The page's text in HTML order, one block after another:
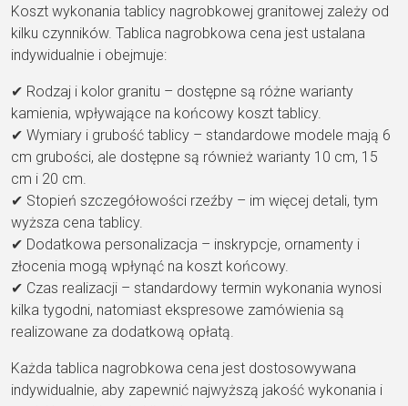
Koszt wykonania tablicy nagrobkowej granitowej zależy od
kilku czynników. Tablica nagrobkowa cena jest ustalana
indywidualnie i obejmuje:
✔ Rodzaj i kolor granitu – dostępne są różne warianty
kamienia, wpływające na końcowy koszt tablicy.
✔ Wymiary i grubość tablicy – standardowe modele mają 6
cm grubości, ale dostępne są również warianty 10 cm, 15
cm i 20 cm.
✔ Stopień szczegółowości rzeźby – im więcej detali, tym
wyższa cena tablicy.
✔ Dodatkowa personalizacja – inskrypcje, ornamenty i
złocenia mogą wpłynąć na koszt końcowy.
✔ Czas realizacji – standardowy termin wykonania wynosi
kilka tygodni, natomiast ekspresowe zamówienia są
realizowane za dodatkową opłatą.
Każda tablica nagrobkowa cena jest dostosowywana
indywidualnie, aby zapewnić najwyższą jakość wykonania i